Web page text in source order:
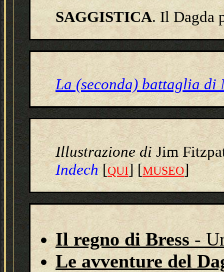
SAGGISTICA.Il Dagda
La (seconda) battaglia di
Illustrazionedi Jim
Indech[QUI] [MUSEO]
Il regno di Bress-
Le avventure del